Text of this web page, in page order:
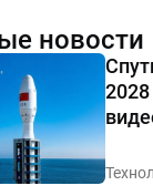
новости